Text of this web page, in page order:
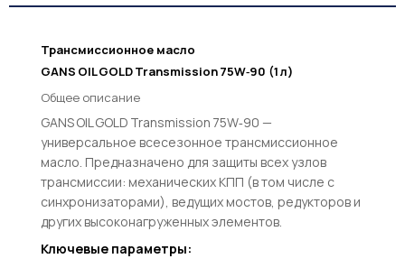
Трансмиссионное масло
GANS OIL GOLD Transmission 75W‑90 (1 л)
Общее описание
GANS OIL GOLD Transmission 75W‑90 —
универсальное всесезонное трансмиссионное
масло. Предназначено для защиты всех узлов
трансмиссии: механических КПП (в том числе с
синхронизаторами), ведущих мостов, редукторов и
других высоконагруженных элементов.
Ключевые параметры: